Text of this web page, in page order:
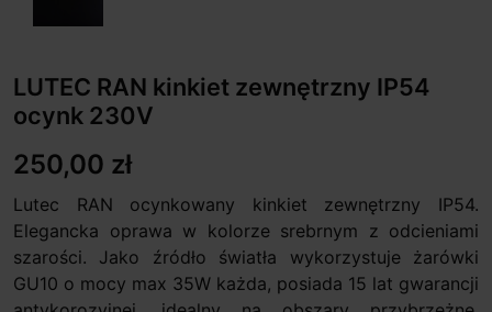
LUTEC RAN kinkiet zewnętrzny IP54
ocynk 230V
250,00 zł
Lutec RAN ocynkowany kinkiet zewnętrzny IP54.
Elegancka oprawa w kolorze srebrnym z odcieniami
szarości. Jako źródło światła wykorzystuje żarówki
GU10 o mocy max 35W każda, posiada 15 lat gwarancji